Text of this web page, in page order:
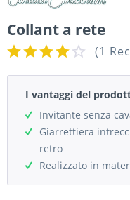
Collant a rete
(1
I vantaggi del
Invitante senza
Giarrettiera
retro
Realizzato in